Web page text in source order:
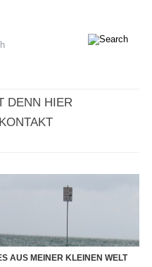
DENN HIER
KONTAKT
AUS MEINER KLEINEN WELT